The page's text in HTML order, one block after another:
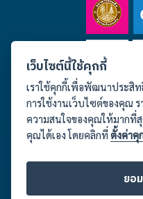
ติดต่อเรา เวลาทำกา
เว็บไซต์นี้ใช้คุกกี้
เราใช้คุกกี้เพื่อพัฒนาประสิ
การใช้งานเว็บไซต์ของคุณ
ความสนใจของคุณให้มากที่
คุณได้เอง โดยคลิกที่ตั้งค่าคุ
ยอ